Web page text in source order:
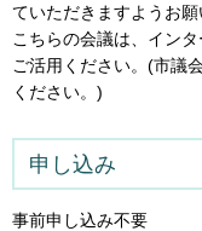
ていただきますようお願
こちらの会議は、イン
ご活用ください。(市議
ください。)
申し込み
事前申し込み不要